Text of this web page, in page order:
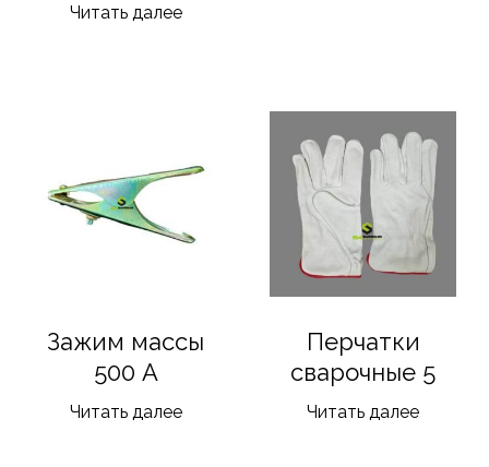
Читать далее
Зажим массы
500 А
Читать далее
Перчатки
сварочные 5
Читать далее